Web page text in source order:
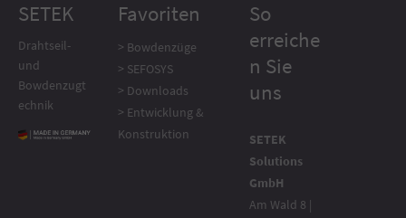
SETEK
Drahtseil-
und
Bowdenzugt
echnik
Favoriten
> Bowdenzüge
> SEFOSYS
> Downloads
> Entwicklung &
Konstruktion
So
erreiche
n Sie
uns
SETEK
Solutions
GmbH
Am Wald 8 |